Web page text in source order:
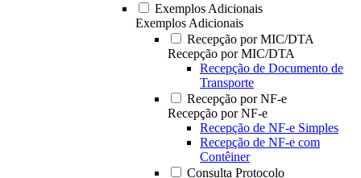
Exemplos Adicionais
Exemplos Adicionais
Recepção por MIC/DTA
Recepção por MIC/DTA
Recepção de Documento de
Transporte
Recepção por NF-e
Recepção por NF-e
Recepção de NF-e Simples
Recepção de NF-e com
Contêiner
Consulta Protocolo